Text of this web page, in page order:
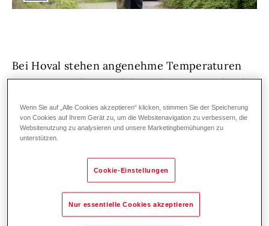
Bei Hoval stehen angenehme Temperaturen
an erster Stelle – und das schon seit mehr als
und Klimatechnik vertraut auf erstklassige
Lösungen und exzellenten Service,
lieben, was wir tun! Wir wachsen weiter und
suchen Unterstützung: hemdsärmelige
Persönlichkeiten, die sich voller Herzblut um
ihre Aufgaben kümmern, frische Impulse
Wenn Sie auf „Alle Cookies akzeptieren“ klicken, stimmen Sie der Speicherung
von Cookies auf Ihrem Gerät zu, um die Websitenavigation zu verbessern, die
Websitenutzung zu analysieren und unsere Marketingbemühungen zu
unterstützen.
Cookie-Einstellungen
Nur essentielle Cookies akzeptieren